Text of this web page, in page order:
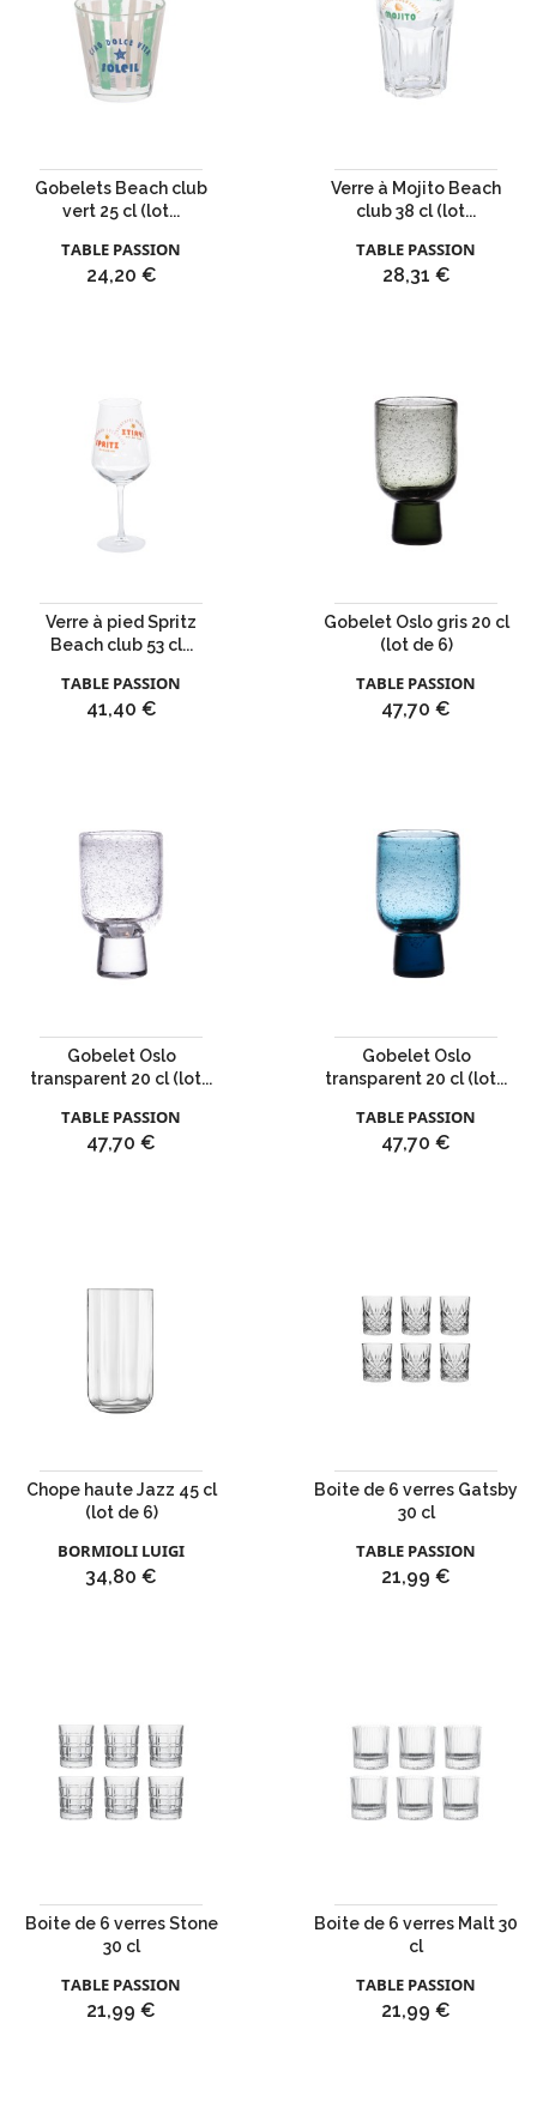
Gobelets Beach club
vert 25 cl (lot...
TABLE PASSION
Prix
24,20 €
Verre à Mojito Beach
club 38 cl (lot...
TABLE PASSION
Prix
28,31 €
Verre à pied Spritz
Beach club 53 cl...
TABLE PASSION
Prix
41,40 €
Gobelet Oslo gris 20 cl
(lot de 6)
TABLE PASSION
Prix
47,70 €
Gobelet Oslo
transparent 20 cl (lot...
TABLE PASSION
Prix
47,70 €
Gobelet Oslo
transparent 20 cl (lot...
TABLE PASSION
Prix
47,70 €
Chope haute Jazz 45 cl
(lot de 6)
BORMIOLI LUIGI
Prix
34,80 €
Boite de 6 verres Gatsby
30 cl
TABLE PASSION
Prix
21,99 €
Boite de 6 verres Stone
30 cl
TABLE PASSION
Prix
21,99 €
Boite de 6 verres Malt 30
cl
TABLE PASSION
Prix
21,99 €